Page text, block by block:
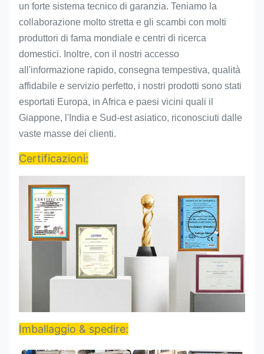
un forte sistema tecnico di garanzia. Teniamo la
collaborazione molto stretta e gli scambi con molti
produttori di fama mondiale e centri di ricerca
domestici. Inoltre, con il nostri accesso
all'informazione rapido, consegna tempestiva, qualità
affidabile e servizio perfetto, i nostri prodotti sono stati
esportati Europa, in Africa e paesi vicini quali il
Giappone, l'India e Sud-est asiatico, riconosciuti dalle
vaste masse dei clienti.
Certificazioni:
Imballaggio & spedire: